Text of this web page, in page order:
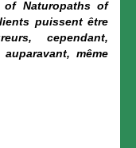
of Naturopaths of
puissent être
cependant,
même